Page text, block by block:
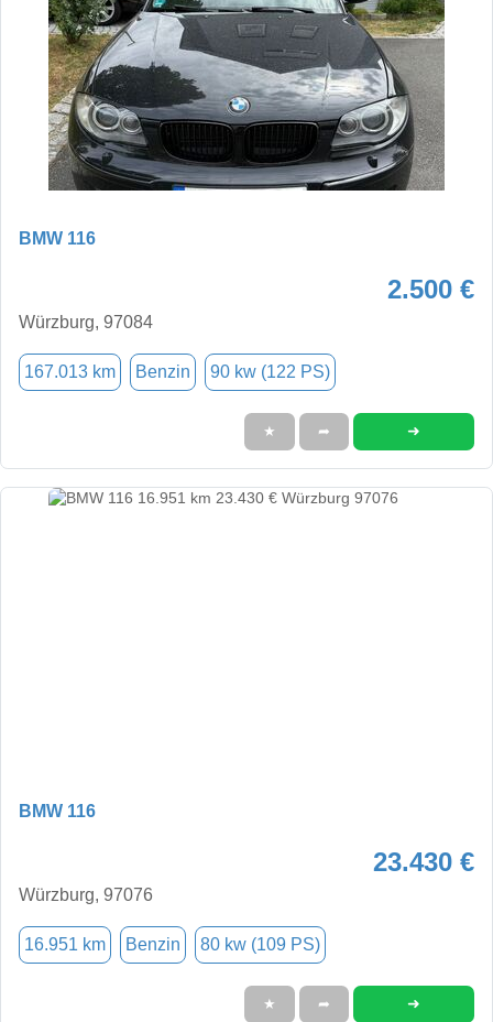
BMW 116
2.500 €
Würzburg, 97084
167.013 km Benzin 90 kw (122 PS)
★ ➦ ➜
BMW 116
23.430 €
Würzburg, 97076
16.951 km Benzin 80 kw (109 PS)
★ ➦ ➜